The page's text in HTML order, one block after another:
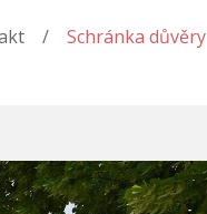
/ Schránka důvěry